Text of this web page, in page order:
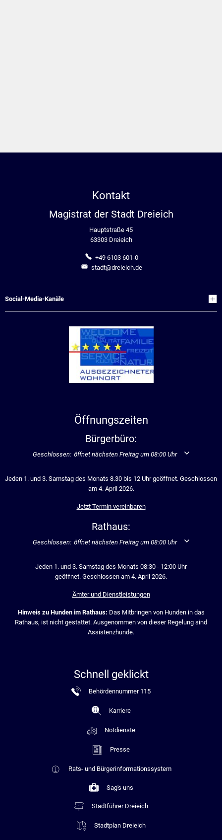
Kontakt
Magistrat der Stadt Dreieich
Hauptstraße 45
63303 Dreieich
+49 6103 601-0
stadt@dreieich.de
Social-Media-Kanäle
Öffnungszeiten
Bürgerbüro:
Klicken, um weitere Öffnungs- oder Schließzeiten auszublenden
Geschlossen: öffnet nächsten Freitag um 08:00 Uhr
Jeden 1. und 3. Samstag des Monats 8.30 bis 12 Uhr geöffnet. Geschlossen
am 4. April 2026.
Jetzt Termin vereinbaren
Rathaus:
Klicken, um weitere Öffnungs- oder Schließzeiten auszublenden
Geschlossen: öffnet nächsten Freitag um 08:00 Uhr
Jeden 1. und 3. Samstag des Monats 08:30 - 12:00 Uhr
geöffnet. Geschlossen am 4. April 2026.
Ämter und Dienstleistungen
Hinweis zu Hunden im Rathaus: Das Mitbringen von Hunden in das
Rathaus, ist nicht gestattet. Ausgenommen von dieser Regelung sind
Assistenzhunde.
Schnell geklickt
Behördennummer 115
Karriere
Notdienste
Presse
Rats- und Bürgerinformationssystem
Sag's uns
Stadtführer Dreieich
Stadtplan Dreieich